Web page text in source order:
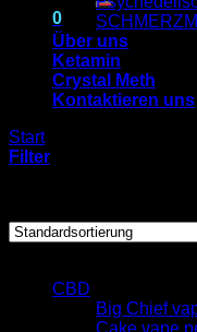
0
Warenkorb
Es befinden sich
Über uns
Ketamin
Crystal Meth
Kontaktieren uns
Start
Filter
CBD
Big Chief
Cake vape